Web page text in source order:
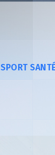
SPORT